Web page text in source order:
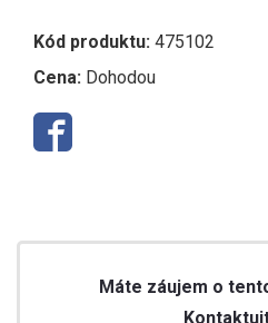
Kód produktu: 475102
Cena: Dohodou
Máte záujem o